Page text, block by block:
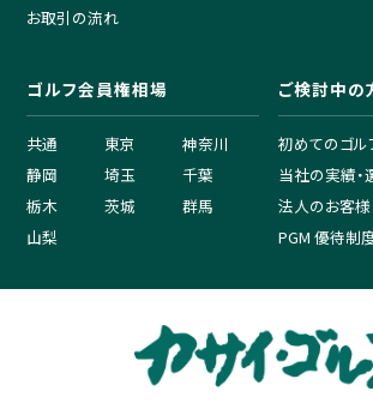
お取引の流れ
ゴルフ会員権相場
共通 東京
神奈川
静岡
埼玉
千葉
栃木
茨城
群馬
山梨
ご検討中の
初めてのゴル
当社の実績
法人のお客様
PGM 優待制